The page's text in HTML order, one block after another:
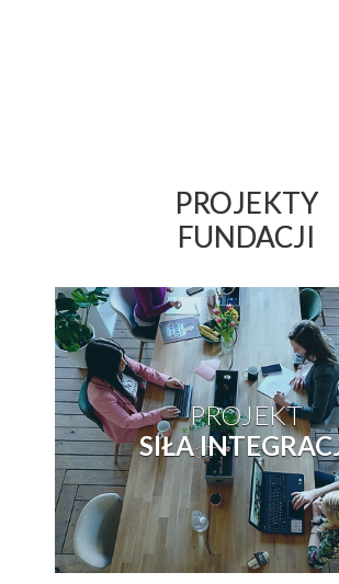
PROJEKTY
FUNDACJI
PROJEKT
SIŁA